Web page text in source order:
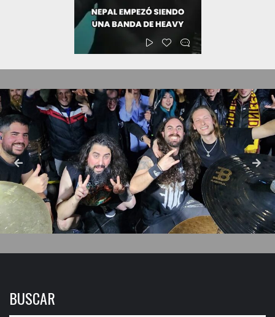
BUSCAR